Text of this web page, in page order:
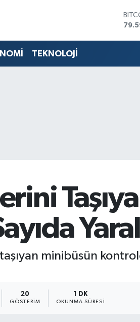
TEKNOLOJİ
minibüsün
20
GÖSTERIM
1 DK
OKUNMA SÜRESI